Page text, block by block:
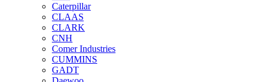
Caterpillar
CLAAS
CLARK
CNH
Comer Industries
CUMMINS
GADT